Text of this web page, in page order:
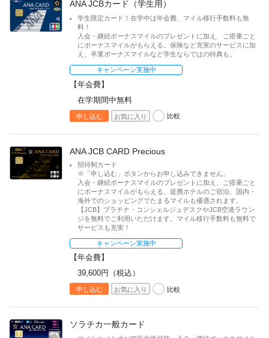
ANA JCBカード（学生用）
学生限定カード！在学中は年会費、マイル移行手数料も無
料！
入会・継続ボーナスマイルのプレゼントに加え、ご搭乗ごと
にボーナスマイルがもらえる。保険など充実のサービスに加
え、卒業ボーナスマイルなど学生ならではの特典も。
キャンペーン実施中
【年会費】
在学期間中無料
申し込む お気に入り 比較
ANA JCB CARD Precious
招待制カード
※「申し込む」ボタンからお申し込みできません。
入会・継続ボーナスマイルのプレゼントに加え、ご搭乗ごと
にボーナスマイルがもらえる。提携ホテルのご宿泊、国内・
海外でのショッピングでたまるマイルも優遇されます。
【JCB】プラチナ・コンシェルジュデスクやJCB空港ラウン
ジを無料でご利用いただけます。マイル移行手数料も無料で
サービスも充実！
キャンペーン実施中
【年会費】
39,600円（税込）
申し込む お気に入り 比較
ソラチカ一般カード